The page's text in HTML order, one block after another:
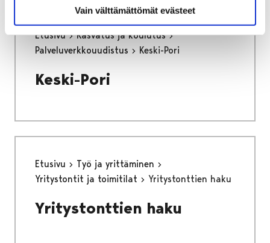
Vain välttämättömät evästeet
Etusivu
Kasvatus ja koulutus
Palveluverkkouudistus
Keski-Pori
Keski-Pori
Etusivu
Työ ja yrittäminen
Yritystontit ja toimitilat
Yritystonttien haku
Yritystonttien haku